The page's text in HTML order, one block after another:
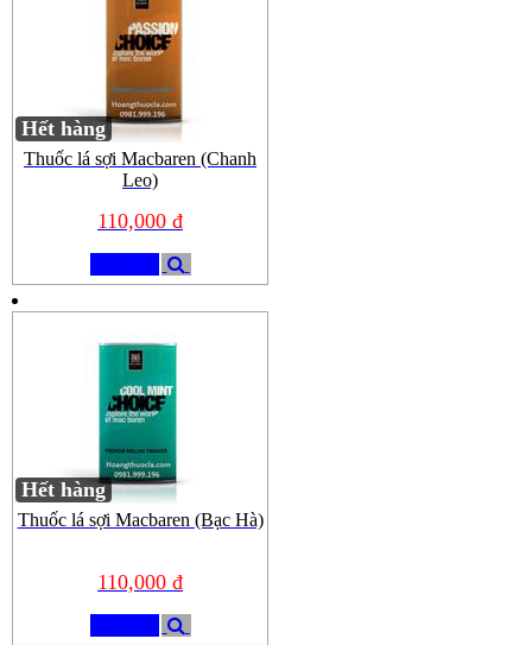
Hết hàng
Thuốc lá sợi Macbaren (Chanh
Leo)
110,000 đ
Hết hàng
Thuốc lá sợi Macbaren (Bạc Hà)
110,000 đ